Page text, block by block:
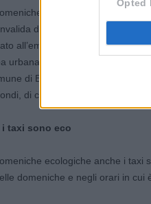
Opted
ecologiche a Bologna il
del biglietto urbano a
all’emettitrice automatica a
urbana di Bologna per tutta la
di Bologna, grazie al
di concerto con SRM e Tper.
i taxi sono eco
ecologiche anche i taxi
domeniche e negli orari in cui